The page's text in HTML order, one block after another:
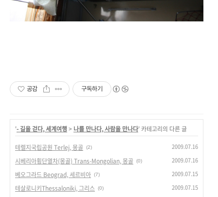
공감 구독하기
'- 길을 걷다, 세계여행> 나를 만나다, 사람을 만나다' 카테고리의 다른 글
테렐지국립공원 Terlej, 몽골 (2) 2009.07.16
시베리아횡단열차(몽골) Trans-Mongolian, 몽골 (0) 2009.07.16
베오그라드 Beograd, 세르비아 (7) 2009.07.15
테살로니키Thessaloniki, 그리스 (0) 2009.07.15